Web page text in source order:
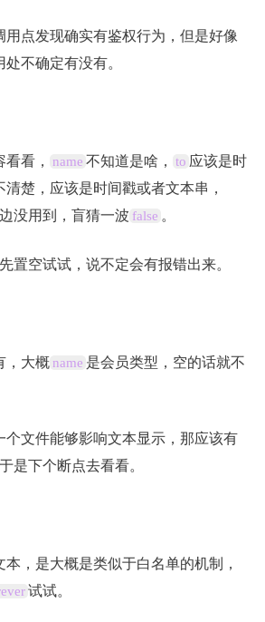
用点发现确实有鉴权行为，但是好像
不确定有没有。
看， name 不知道是啥， to 应该是时
楚，应该是时间戳或者文本串，
没用到，盲猜一波 false 。
置空试试，说不定会有报错出来。
，大概 name 是会员类型，空的话就不
个文件能够影响文本显示，那应该有
于是下个断点去看看。
，是大概是类似于白名单的机制，
试试。